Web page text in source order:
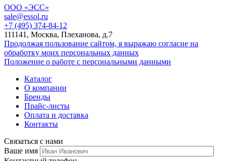
ООО «ЭСС»
sale@essol.ru
+7 (495) 374-84-12
111141, Москва, Плеханова, д.7
Продолжая пользование сайтом, я выражаю согласие на
обработку моих персональных данных
Положение о работе с персональными данными
Каталог
О компании
Бренды
Прайс-листы
Оплата и доставка
Контакты
Связаться с нами
Ваше имя